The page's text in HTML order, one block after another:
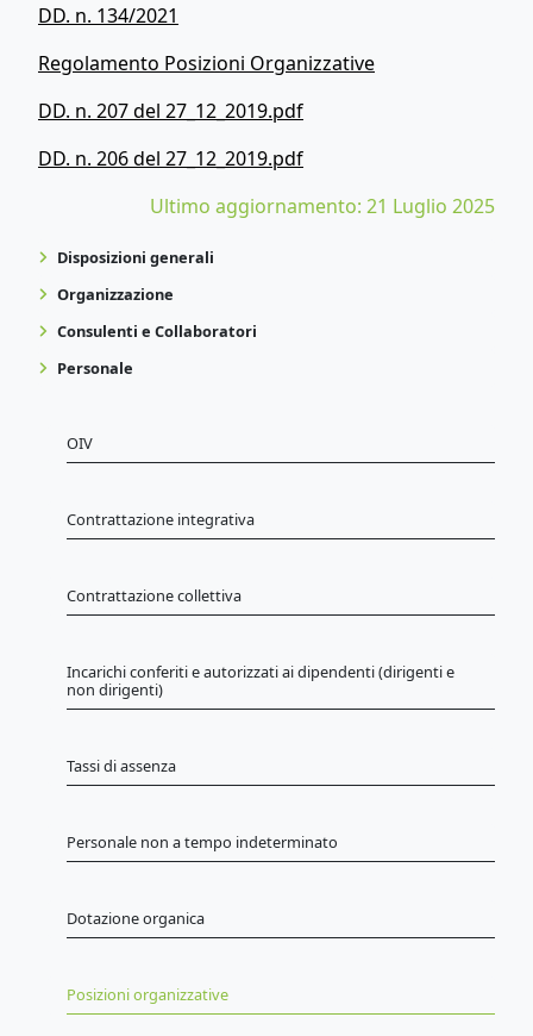
Disposizioni generali
Organizzazione
Consulenti e Collaboratori
Personale
OIV
Contrattazione integrativa
Contrattazione collettiva
Incarichi conferiti e autorizzati ai dipendenti (dirigenti e
non dirigenti)
Tassi di assenza
Personale non a tempo indeterminato
Dotazione organica
Posizioni organizzative
DD. n. 134/2021
Regolamento Posizioni Organizzative
DD. n. 207 del 27_12_2019.pdf
DD. n. 206 del 27_12_2019.pdf
Ultimo aggiornamento: 21 Luglio 2025